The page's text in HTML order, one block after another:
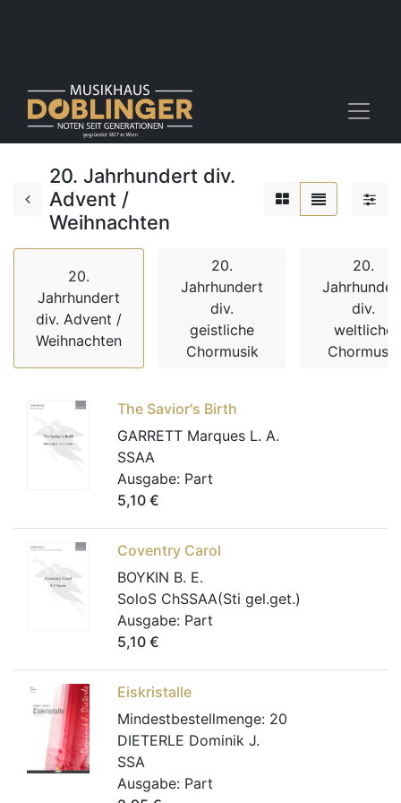
20. Jahrhundert div.
Advent /
Weihnachten
20.
Jahrhundert
div. Advent /
Weihnachten
20.
Jahrhundert
div.
geistliche
Chormusik
20.
div.
weltliche
Chormusik
The Savior's Birth
GARRETT Marques L. A.
SSAA
Ausgabe: Part
5,10 €
Coventry Carol
BOYKIN B. E.
SoloS ChSSAA(Sti gel.get.)
Ausgabe: Part
5,10 €
Eiskristalle
Mindestbestellmenge: 20
DIETERLE Dominik J.
SSA
Ausgabe: Part